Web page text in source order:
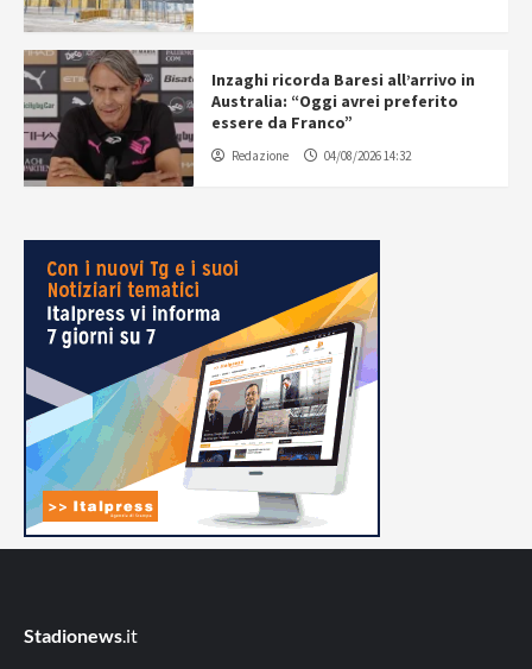
Inzaghi ricorda Baresi all’arrivo in
Australia: “Oggi avrei preferito
essere da Franco”
Redazione 04/08/2026 14:32
Stadionews.it